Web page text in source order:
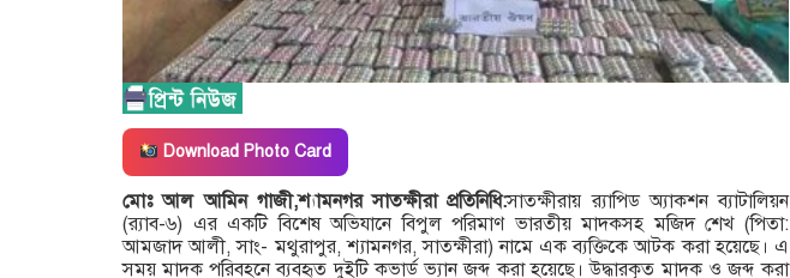
Download Photo Card
মোঃ আল আমিন গাজী,শ্যামনগর সাতক্ষীরা প্রতিনিধি:সাতক্ষীরায় র‍্যাপিড অ্যাকশন ব্যাটালিয়ন
(র‍্যাব-৬) এর একটি বিশেষ অভিযানে বিপুল পরিমাণ ভারতীয় মাদকসহ মজিদ শেখ (পিতা:
আমজাদ আলী, সাং- মথুরাপুর, শ্যামনগর, সাতক্ষীরা) নামে এক ব্যক্তিকে আটক করা হয়েছে। এ
সময় মাদক পরিবহনে ব্যবহৃত দুইটি কভার্ড ভ্যান জব্দ করা হয়েছে। উদ্ধারকৃত মাদক ও জব্দ করা